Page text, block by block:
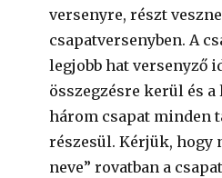
versenyre, részt
csapatversenyben. A
legjobb hat versenyző
összegzésre kerül és a
három csapat minden
részesül. Kérjük, hogy
neve” rovatban a